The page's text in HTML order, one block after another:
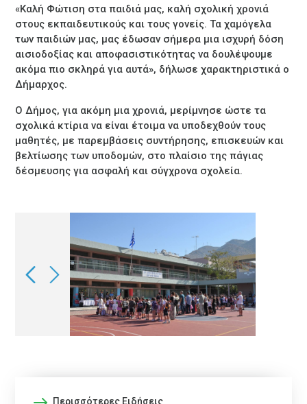
«Καλή Φώτιση στα παιδιά μας, καλή σχολική χρονιά
στους εκπαιδευτικούς και τους γονείς. Τα χαμόγελα
των παιδιών μας, μας έδωσαν σήμερα μια ισχυρή δόση
αισιοδοξίας και αποφασιστικότητας να δουλέψουμε
ακόμα πιο σκληρά για αυτά», δήλωσε χαρακτηριστικά ο
Δήμαρχος.
Ο Δήμος, για ακόμη μια χρονιά, μερίμνησε ώστε τα
σχολικά κτίρια να είναι έτοιμα να υποδεχθούν τους
μαθητές, με παρεμβάσεις συντήρησης, επισκευών και
βελτίωσης των υποδομών, στο πλαίσιο της πάγιας
δέσμευσης για ασφαλή και σύγχρονα σχολεία.
Περισσότερες Ειδήσεις